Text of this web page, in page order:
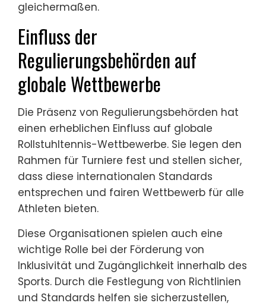
gleichermaßen.
Einfluss der
Regulierungsbehörden auf
globale Wettbewerbe
Die Präsenz von Regulierungsbehörden hat
einen erheblichen Einfluss auf globale
Rollstuhltennis-Wettbewerbe. Sie legen den
Rahmen für Turniere fest und stellen sicher,
dass diese internationalen Standards
entsprechen und fairen Wettbewerb für alle
Athleten bieten.
Diese Organisationen spielen auch eine
wichtige Rolle bei der Förderung von
Inklusivität und Zugänglichkeit innerhalb des
Sports. Durch die Festlegung von Richtlinien
und Standards helfen sie sicherzustellen,